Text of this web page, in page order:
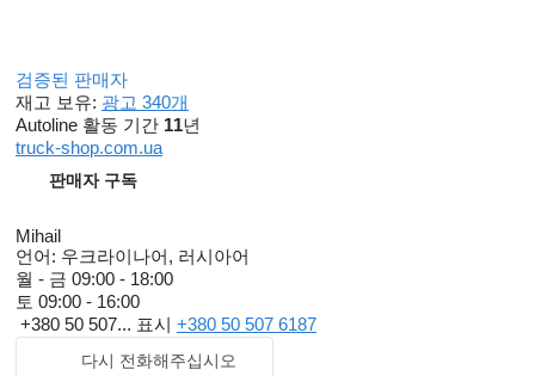
검증된 판매자
재고 보유: 광고 340개
Autoline 활동 기간 11년
truck-shop.com.ua
판매자 구독
Mihail
언어: 우크라이나어, 러시아어
월 - 금 09:00 - 18:00
토 09:00 - 16:00
+380 50 507... 표시 +380 50 507 6187
다시 전화해주십시오